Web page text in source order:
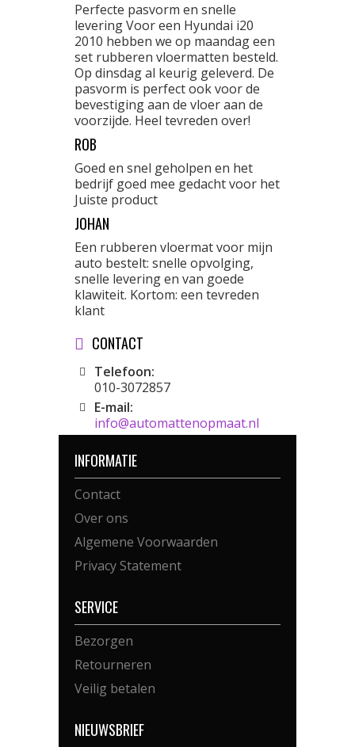
Perfecte pasvorm en snelle
levering Voor een Hyundai i20
2010 hebben we op maandag een
set rubberen vloermatten besteld.
Op dinsdag al keurig geleverd. De
pasvorm is perfect ook voor de
bevestiging aan de vloer aan de
voorzijde. Heel tevreden over!
ROB
Goed en snel geholpen en het
bedrijf goed mee gedacht voor het
Juiste product
JOHAN
Een rubberen vloermat voor mijn
auto bestelt: snelle opvolging,
snelle levering en van goede
klawiteit. Kortom: een tevreden
klant
CONTACT
Telefoon:
010-3072857
E-mail:
info@automattenopmaat.nl
INFORMATIE
Contact
Over ons
Algemene Voorwaarden
Privacy Statement
SERVICE
Bezorgen
Retourneren
Veilig betalen
NIEUWSBRIEF